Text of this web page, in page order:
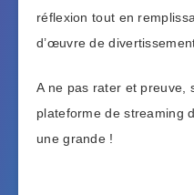
réflexion tout en
d’œuvre de
A ne pas rater et preuve,
plateforme de streaming
une grande !